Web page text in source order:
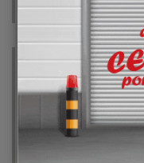
artículo 71 bis en la
15/01/2004
IFS
consolidado
Barcelona y
La compañía IFS